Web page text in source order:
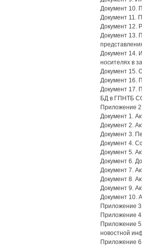
Документ 10.
Документ 11.
Документ 12.
Документ 13.
Документ 14.
носителях в
Документ 15.
Документ 16.
Документ 17.
БД в ГПНТБ
Приложение
Документ 1.
Документ 2.
Документ 3.
Документ 4.
Документ 5.
Документ 6.
Документ 7.
Документ 8.
Документ 9.
Документ 10.
Приложение
Приложение
Приложение
новостной
Приложение